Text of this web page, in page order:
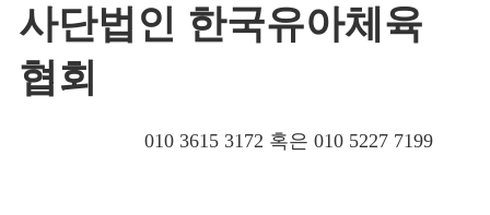
사단법인 한국유아체육
협회
010 3615 3172 혹은 010 5227 7199